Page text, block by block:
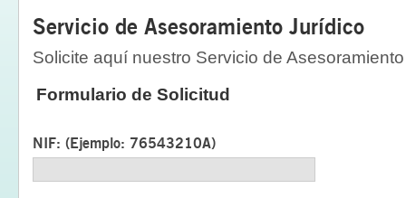
Servicio de Asesoramiento Jurídico
Solicite aquí nuestro Servicio de
Formulario de Solicitud
NIF: (Ejemplo: 76543210A)